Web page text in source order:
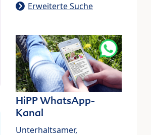
Erweiterte Suche
HiPP WhatsApp-
Kanal
Unterhaltsamer,